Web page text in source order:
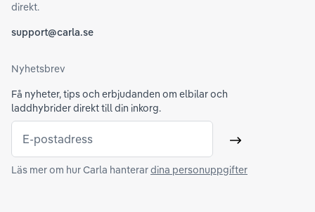
direkt.
support@carla.se
Nyhetsbrev
Få nyheter, tips och erbjudanden om elbilar och
laddhybrider direkt till din inkorg.
E-postadress Skicka
Läs mer om hur Carla hanterardina personuppgifter